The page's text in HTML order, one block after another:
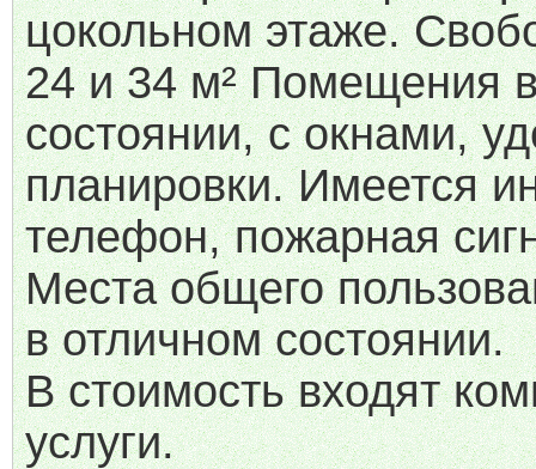
цокольном этаже.
24 и 34 м² Помещения
состоянии, с окнами,
планировки. Имеется
телефон, пожарная
Места общего
в отличном состоянии.
В стоимость входят
услуги.